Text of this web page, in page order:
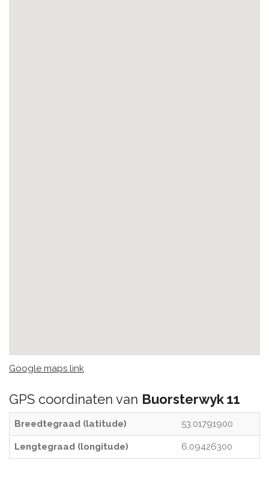
Google maps link
GPS coordinaten van Buorsterwyk 11
Breedtegraad (latitude) 53.01791900
Lengtegraad (longitude) 6.09426300